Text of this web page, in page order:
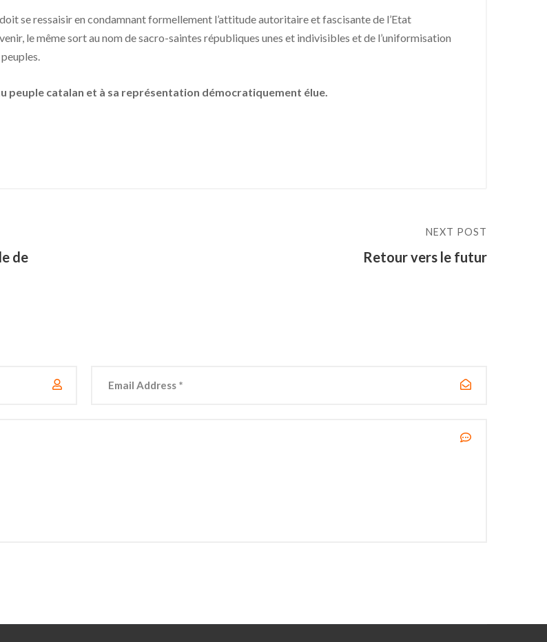
se ressaisir en condamnant formellement l’attitude autoritaire et fascisante de l’Etat
le même sort au nom de sacro-saintes républiques unes et indivisibles et de l’uniformisation
catalan et à sa représentation démocratiquement élue.
de
NEXT POST
Retour vers le futur